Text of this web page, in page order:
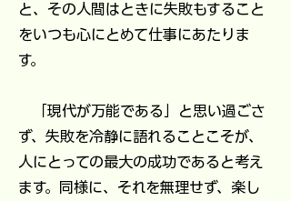
と、その人間はときに失敗もすること
をいつも心にとめて仕事にあたりま
す。
「現代が万能である」と思い過ごさ
ず、失敗を冷静に語れることこそが、
人にとっての最大の成功であると考え
ます。同様に、それを無理せず、楽し